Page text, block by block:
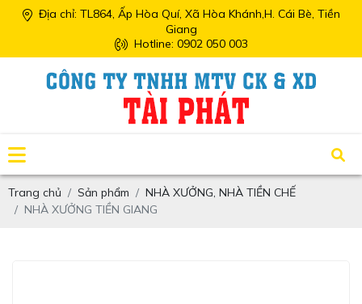
Địa chỉ: TL864, Ấp Hòa Quí, Xã Hòa Khánh,H. Cái Bè, Tiền
Giang
Hotline: 0902 050 003
Trang chủ Sản phẩm
NHÀ XƯỞNG, NHÀ TIỀN CHẾ
NHÀ XƯỞNG TIỀN GIANG